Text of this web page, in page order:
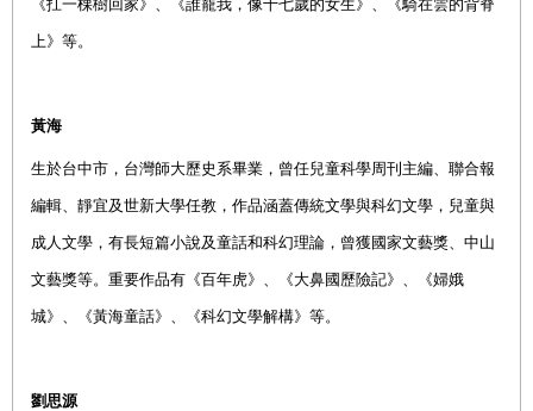
《扛一棵樹回家》、《誰寵我，像十七歲的女生》、《騎在雲的背脊
上》等。
黃海
生於台中市，台灣師大歷史系畢業，曾任兒童科學周刊主編、聯合報
編輯、靜宜及世新大學任教，作品涵蓋傳統文學與科幻文學，兒童與
成人文學，有長短篇小說及童話和科幻理論，曾獲國家文藝獎、中山
文藝獎等。重要作品有《百年虎》、《大鼻國歷險記》、《婦娥
城》、《黃海童話》、《科幻文學解構》等。
劉思源